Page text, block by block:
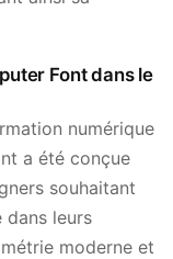
Font dans le
numérique
a été conçue
souhaitant
dans leurs
moderne et